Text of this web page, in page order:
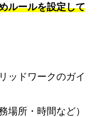
ルールを設定して
ッドワークのガイ
場所・時間など）